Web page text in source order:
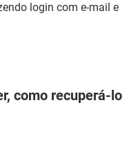
login com e-mail e
como recuperá-lo